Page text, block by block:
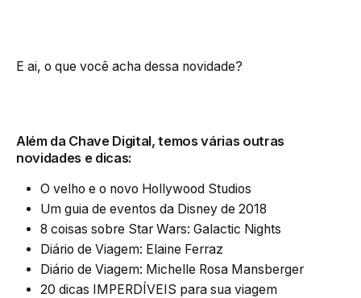
E ai, o que você acha dessa novidade?
Além da Chave Digital, temos várias outras
novidades e dicas:
O velho e o novo Hollywood Studios
Um guia de eventos da Disney de 2018
8 coisas sobre Star Wars: Galactic Nights
Diário de Viagem: Elaine Ferraz
Diário de Viagem: Michelle Rosa Mansberger
20 dicas IMPERDÍVEIS para sua viagem